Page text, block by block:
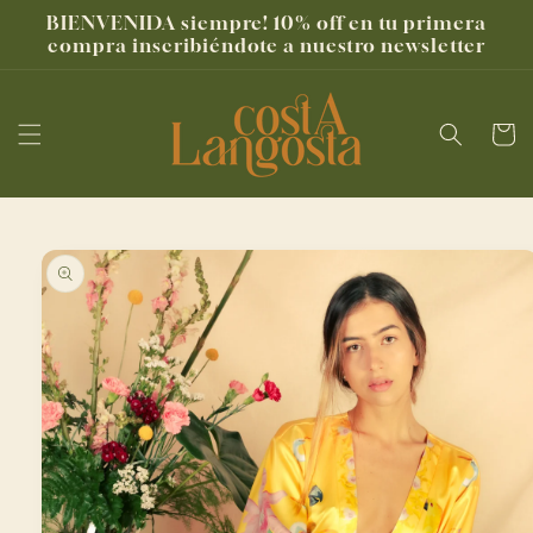
directamente
al contenido
BIENVENIDA siempre! 10% off en tu primera
compra inscribiéndote a nuestro newsletter
Carrito
directamente
información
del producto